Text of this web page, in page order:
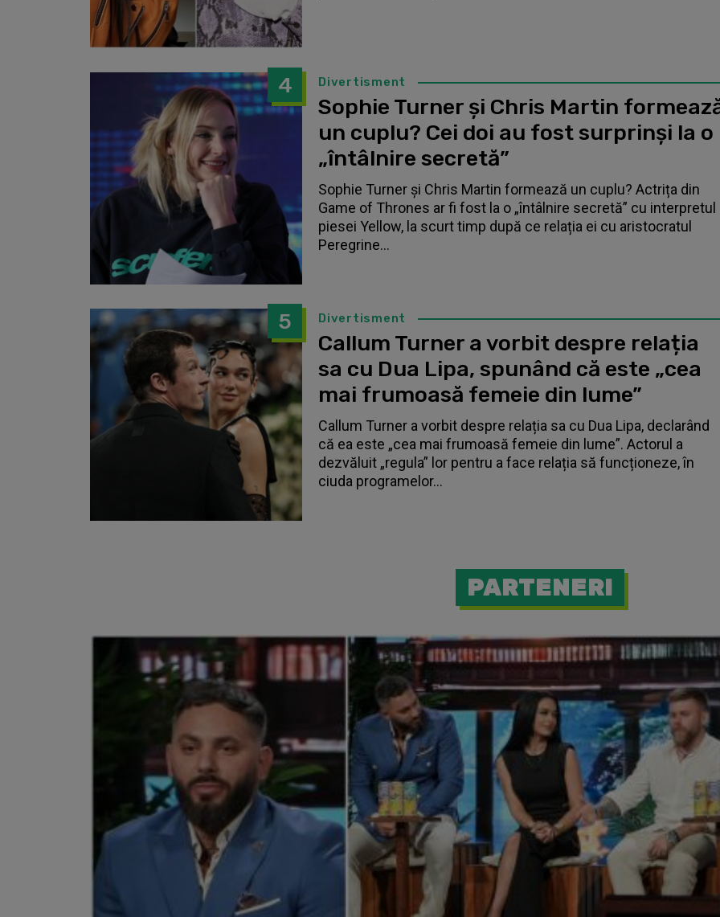
4 Divertisment
Sophie Turner și Chris Martin
un cuplu? Cei doi au fost surprinși la o
„întâlnire secretă”
Sophie Turner și Chris Martin formează un cuplu? Actrița din
Game of Thrones ar fi fost la o „întâlnire secretă” cu interpretul
piesei Yellow, la scurt timp după ce relația ei cu aristocratul
Peregrine...
5 Divertisment
Callum Turner a vorbit despre relația
sa cu Dua Lipa, spunând că este „cea
mai frumoasă femeie din lume”
Callum Turner a vorbit despre relația sa cu Dua Lipa, declarând
că ea este „cea mai frumoasă femeie din lume”. Actorul a
dezvăluit „regula” lor pentru a face relația să funcționeze, în
ciuda programelor...
PARTENERI